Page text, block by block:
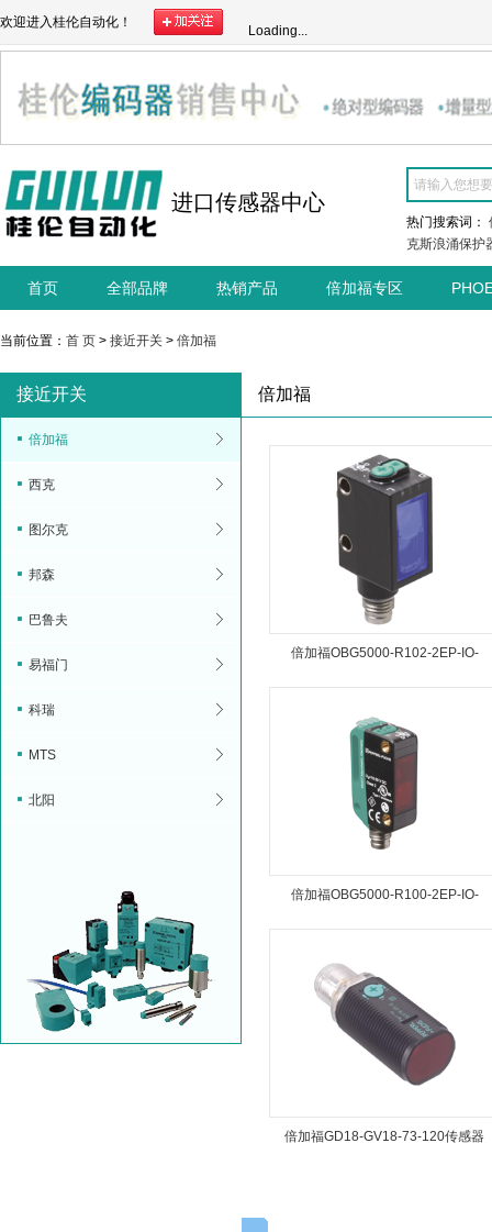
欢迎进入桂伦自动化！
Loading...
进口传感器中心
热门搜索词：
克斯浪涌保护
首页 全部品牌 热销产品 倍加福专区
当前位置： 首 页 > 接近开关 > 倍加福
接近开关
倍加福
西克
图尔克
邦森
巴鲁夫
易福门
科瑞
MTS
北阳
倍加福
倍加福OBG5000-R102-2EP-IO-
V31传感器
倍加福OBG5000-R100-2EP-IO-
V31传感器
倍加福GD18-GV18-73-120传感器